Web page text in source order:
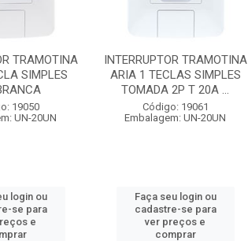
TRAMOTINA
SIMPLES
19050
UN-20UN
login ou
se para
e
INTERRUPTOR TRAMOTINA
ARIA 1 TECLAS SIMPLES
TOMADA 2P T 20A ...
Código: 19061
Embalagem: UN-20UN
Faça seu login ou
cadastre-se para
ver preços e
comprar